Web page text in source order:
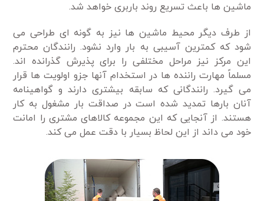
ماشین ها باعث تسریع روند باربری خواهد شد.
از طرف دیگر محیط ماشین ها نیز به گونه ای طراحی می
شود که کمترین آسیبی به بار وارد نشود. رانندگان محترم
این مرکز نیز مراحل مختلفی را برای پذیرش گذرانده اند.
مسلماً مهارت راننده ها در استخدام آنها جزو اولویت ها قرار
می گیرد. رانندگانی که سابقه بیشتری دارند و گواهینامه
آنان بارها تمدید شده است در صداقت بار مشغول به کار
هستند. از آنجایی که این مجموعه کالاهای مشتری را امانت
خود می داند از این لحاظ بسیار با دقت عمل می کند.